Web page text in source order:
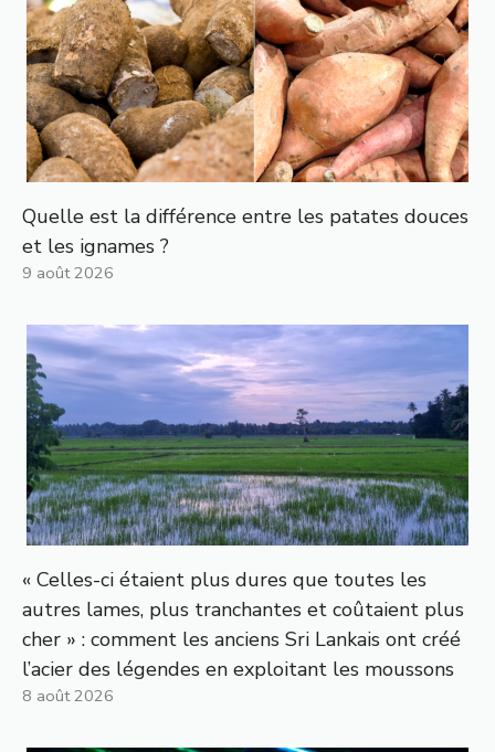
Quelle est la différence entre les patates douces
et les ignames ?
9 août 2026
« Celles-ci étaient plus dures que toutes les
autres lames, plus tranchantes et coûtaient plus
cher » : comment les anciens Sri Lankais ont créé
l’acier des légendes en exploitant les moussons
8 août 2026